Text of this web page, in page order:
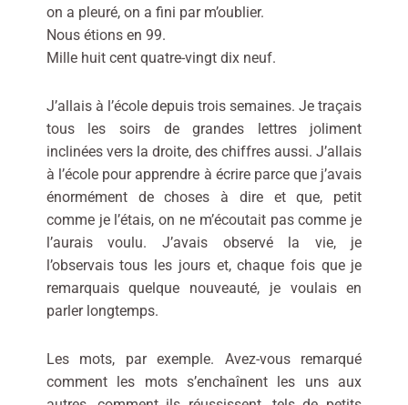
on a pleuré, on a fini par m’oublier.
Nous étions en 99.
Mille huit cent quatre-vingt dix neuf.
J’allais à l’école depuis trois semaines. Je traçais
tous les soirs de grandes lettres joliment
inclinées vers la droite, des chiffres aussi. J’allais
à l’école pour apprendre à écrire parce que j’avais
énormément de choses à dire et que, petit
comme je l’étais, on ne m’écoutait pas comme je
l’aurais voulu. J’avais observé la vie, je
l’observais tous les jours et, chaque fois que je
remarquais quelque nouveauté, je voulais en
parler longtemps.
Les mots, par exemple. Avez-vous remarqué
comment les mots s’enchaînent les uns aux